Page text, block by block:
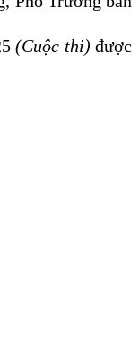
(Cuộc thi) được